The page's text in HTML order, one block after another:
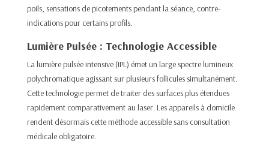
poils, sensations de picotements pendant la séance, contre-
indications pour certains profils.​
Lumière Pulsée : Technologie Accessible
La lumière pulsée intensive (IPL) émet un large spectre lumineux
polychromatique agissant sur plusieurs follicules simultanément.
Cette technologie permet de traiter des surfaces plus étendues
rapidement comparativement au laser. Les appareils à domicile
rendent désormais cette méthode accessible sans consultation
médicale obligatoire.​